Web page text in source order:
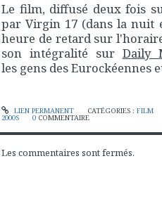
Le film, diffusé deux fois
par Virgin 17 (dans la nuit
heure de retard sur
son intégralité sur Daily
les gens des Eurockéennes
LIEN PERMANENT CATÉGORIES : FILM
2000S 0 COMMENTAIRE
Les commentaires sont fermés.